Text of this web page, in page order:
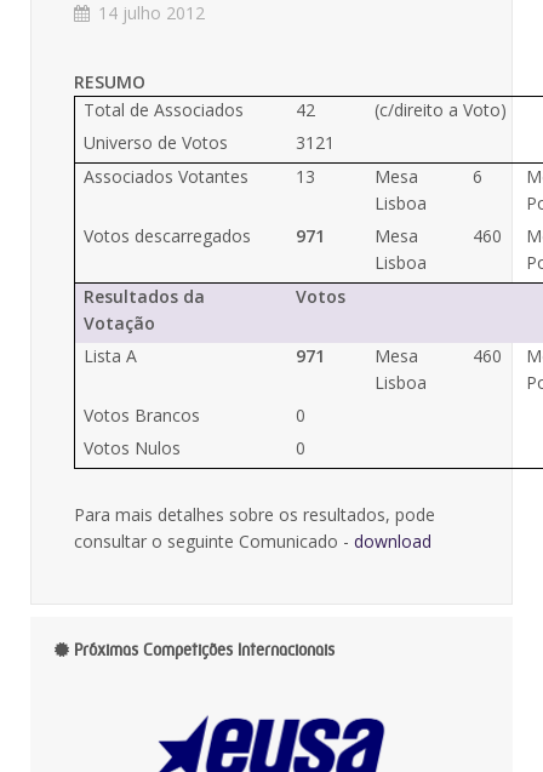
14 julho 2012
RESUMO
Total de Associados
42
(c/direito a Voto)
Universo de Votos
3121
Associados Votantes
13
Mesa
Lisboa
6
Votos descarregados
971
Mesa
Lisboa
460
Resultados da
Votação
Votos
Lista A 971
Mesa
Lisboa
460
Votos Brancos
0
Votos Nulos
0
Para mais detalhes sobre os resultados, pode
consultar o seguinte Comunicado - download
Próximas Competições Internacionais